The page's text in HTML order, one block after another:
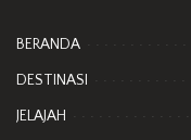
BERANDA
DESTINASI
JELAJAH